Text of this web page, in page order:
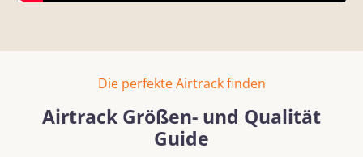
Die perfekte Airtrack finden
Airtrack Größen- und Qualität
Guide